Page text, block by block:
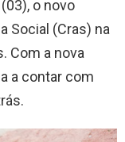
o novo
Social (Cras) na
Com a nova
a contar com